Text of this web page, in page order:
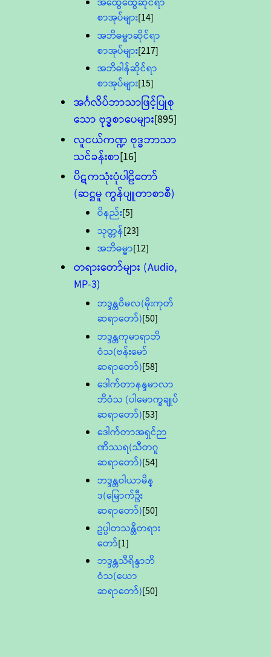
စာအုပ်များ[14]
အဘိဓမ္မာဆိုင်ရာ
စာအုပ်များ[217]
အဘိဓါန်ဆိုင်ရာ
စာအုပ်များ[15]
အင်္ဂလိပ်ဘာသာဖြင့်ပြုစု
သော ဗုဒ္ဓစာပေများ[895]
လူငယ်ကဏ္ဍ ဗုဒ္ဓဘာသာ
သင်ခန်းစာ[16]
ပိဋကသုံးပုံပါဠိတော်
(ဆဋ္ဌမူ ကွန်ပျူတာစာစီ)
ဝိနည်း[5]
သုတ္တန်[23]
အဘိဓမ္မာ[12]
တရားတော်များ (Audio,
MP-3)
ဘဒ္ဒန္တဝိမလ(မိုးကုတ်
ဆရာတော်)[50]
ဘဒ္ဒန္တကုမာရာဘိ
ဝံသ(ဗန်းမော်
ဆရာတော်)[58]
ဒေါက်တာနန္ဒမာလာ
ဘိဝံသ (ပါမောက္ခချုပ်
ဆရာတော်)[53]
ဒေါက်တာအရှင်ဉာ
ဏိဿရ(သီတဂူ
ဆရာတော်)[54]
ဘဒ္ဒန္တဝါယာမိန္
ဒ(မြောက်ဦး
ဆရာတော်)[50]
ဥပ္ပါတသန္တိတရား
တော်[1]
ဘဒ္ဒန္တသီရိန္ဒာဘိ
ဝံသ(ယော
ဆရာတော်)[50]